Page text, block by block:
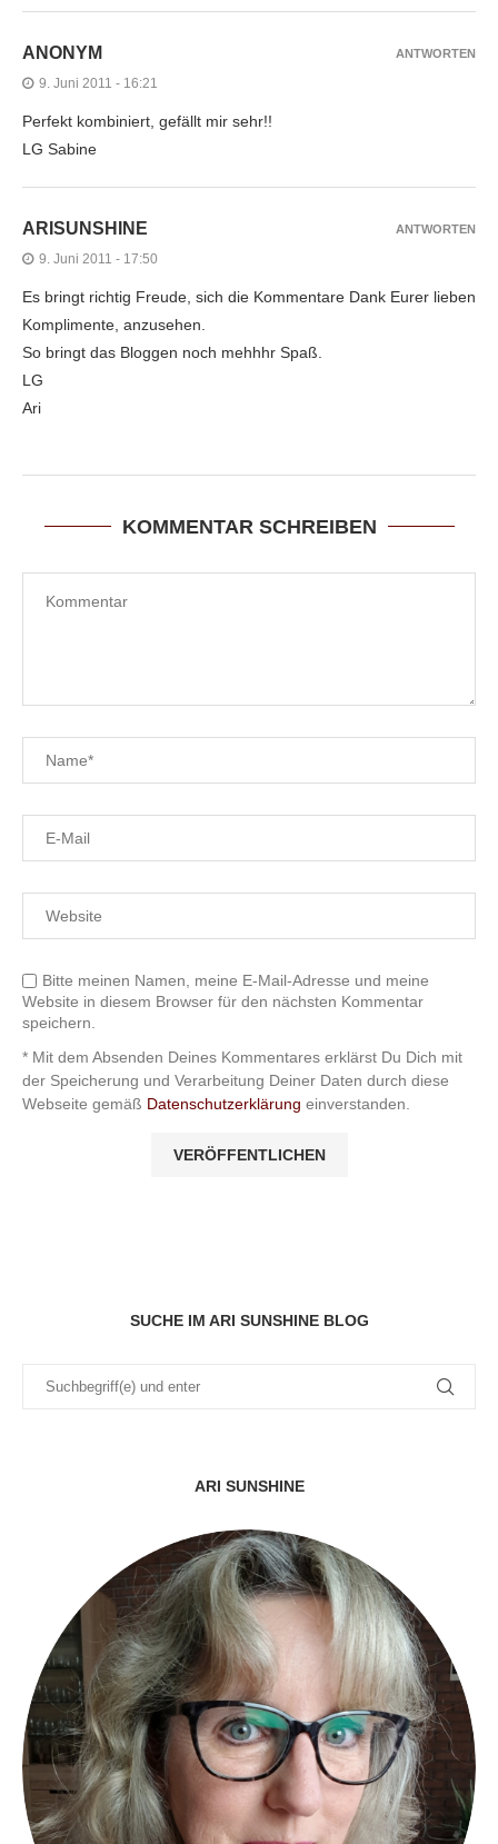
ANONYM
9. Juni 2011 - 16:21
Perfekt kombiniert, gefällt mir sehr!!
LG Sabine
ANTWORTEN
ARISUNSHINE
9. Juni 2011 - 17:50
Es bringt richtig Freude, sich die Kommentare Dank Eurer lieben
Komplimente, anzusehen.
So bringt das Bloggen noch mehhhr Spaß.
LG
Ari
ANTWORTEN
KOMMENTAR SCHREIBEN
Bitte meinen Namen, meine E-Mail-Adresse und meine
Website in diesem Browser für den nächsten Kommentar
speichern.
* Mit dem Absenden Deines Kommentares erklärst Du Dich mit
der Speicherung und Verarbeitung Deiner Daten durch diese
Webseite gemäß Datenschutzerklärung einverstanden.
SUCHE IM ARI SUNSHINE BLOG
ARI SUNSHINE